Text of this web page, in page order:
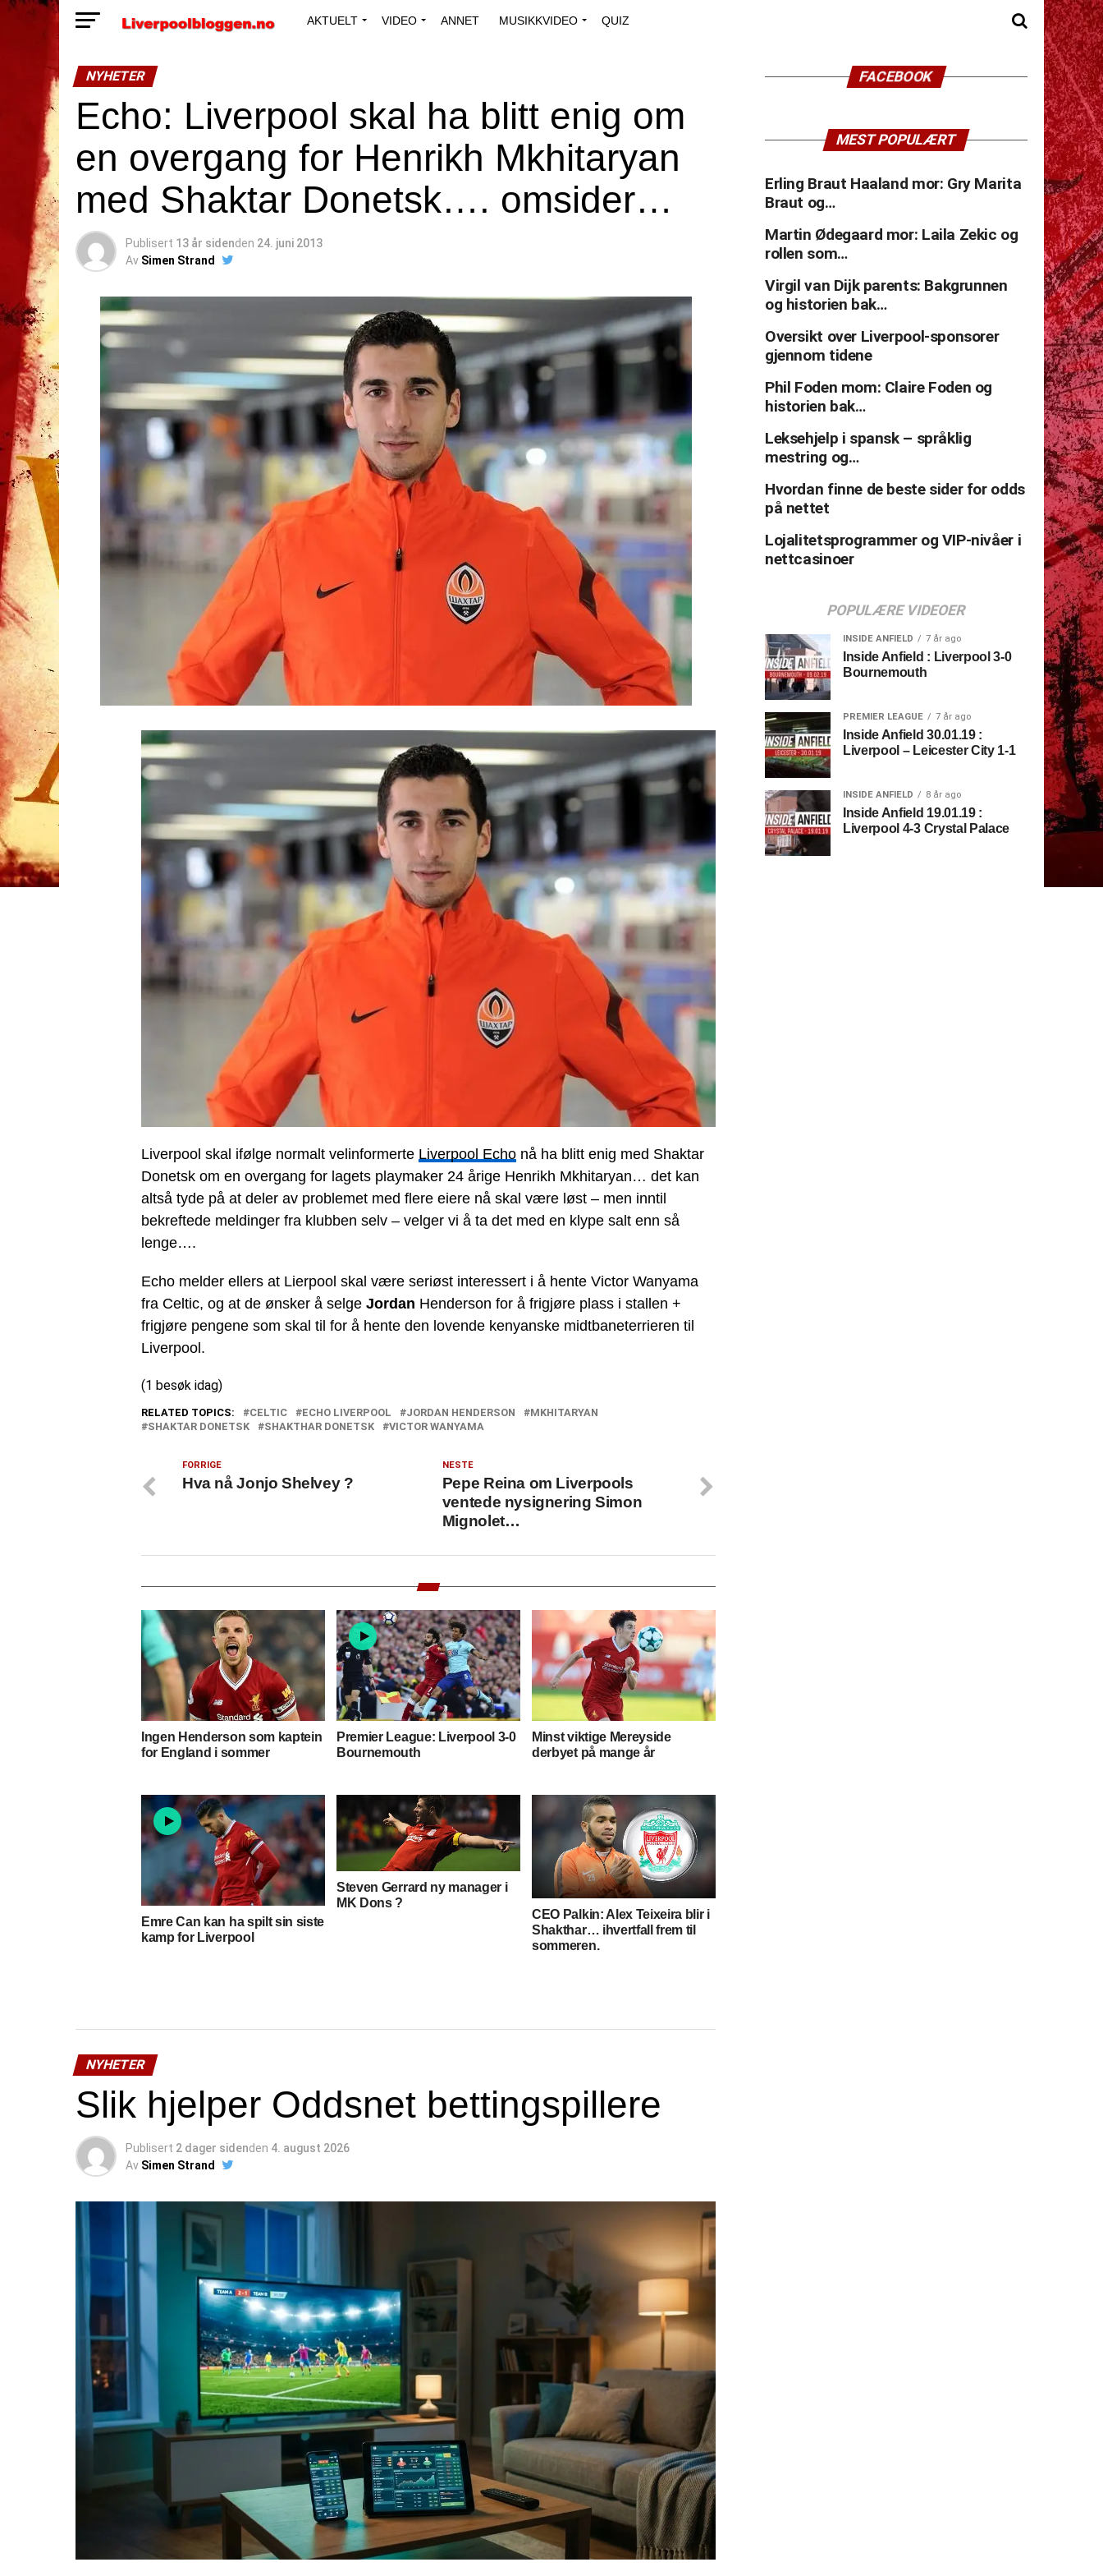
AKTUELT VIDEO ANNET MUSIKKVIDEO QUIZ
NYHETER
Echo: Liverpool skal ha blitt enig om
en overgang for Henrikh Mkhitaryan
med Shaktar Donetsk…. omsider…
Publisert 13 år sidenden 24. juni 2013
Av Simen Strand
Liverpool skal ifølge normalt velinformerte Liverpool Echo nå ha blitt enig med Shaktar
Donetsk om en overgang for lagets playmaker 24 årige Henrikh Mkhitaryan… det kan
altså tyde på at deler av problemet med flere eiere nå skal være løst – men inntil
bekreftede meldinger fra klubben selv – velger vi å ta det med en klype salt enn så
lenge….
Echo melder ellers at Lierpool skal være seriøst interessert i å hente Victor Wanyama
fra Celtic, og at de ønsker å selge Jordan Henderson for å frigjøre plass i stallen +
frigjøre pengene som skal til for å hente den lovende kenyanske midtbaneterrieren til
Liverpool.
(1 besøk idag)
RELATED TOPICS: CELTIC ECHO LIVERPOOL JORDAN HENDERSON
MKHITARYAN
SHAKTAR DONETSK
SHAKTHAR DONETSK VICTOR WANYAMA
NESTE
Pepe Reina om Liverpools
ventede nysignering Simon
Mignolet…
FORRIGE
Hva nå Jonjo Shelvey ?
Ingen Henderson som kaptein
for England i sommer
Premier League: Liverpool 3-0
Bournemouth
Minst viktige Mereyside
derbyet på mange år
Emre Can kan ha spilt sin siste
kamp for Liverpool
Steven Gerrard ny manager i
MK Dons ?
CEO Palkin: Alex Teixeira blir i
Shakthar… ihvertfall frem til
sommeren.
NYHETER
Slik hjelper Oddsnet bettingspillere
Publisert 2 dager sidenden 4. august 2026
Av Simen Strand
FACEBOOK
MEST POPULÆRT
Erling Braut Haaland mor: Gry Marita
Braut og…
Martin Ødegaard mor: Laila Zekic og
rollen som…
Virgil van Dijk parents: Bakgrunnen
og historien bak…
Oversikt over Liverpool-sponsorer
gjennom tidene
Phil Foden mom: Claire Foden og
historien bak…
Leksehjelp i spansk – språklig
mestring og…
Hvordan finne de beste sider for odds
på nettet
Lojalitetsprogrammer og VIP-nivåer i
nettcasinoer
POPULÆRE VIDEOER
INSIDE ANFIELD 7 år ago
Inside Anfield : Liverpool 3-0
Bournemouth
PREMIER LEAGUE 7 år ago
Inside Anfield 30.01.19 :
Liverpool – Leicester City 1-1
INSIDE ANFIELD 8 år ago
Inside Anfield 19.01.19 :
Liverpool 4-3 Crystal Palace